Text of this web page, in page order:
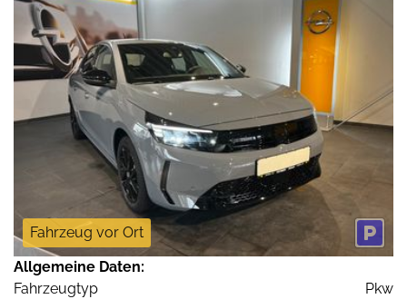
Fahrzeug vor Ort
Allgemeine Daten:
Fahrzeugtyp
Pkw